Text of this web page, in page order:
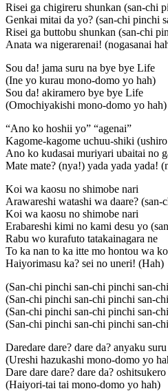
Risei ga chigireru shunkan (san-chi
Genkai mitai da yo? (san-chi pinchi
Risei ga buttobu shunkan (san-chi
Anata wa nigerarenai! (nogasanai
Sou da! jama suru na bye bye Life
(Ine yo kurau mono-domo yo hah)
Sou da! akiramero bye bye Life
(Omochiyakishi mono-domo yo hah)
“Ano ko hoshii yo” “agenai”
Kagome-kagome uchuu-shiki
Ano ko kudasai muriyari ubaitai no
Mate mate? (nya!) yada yada yada!
Koi wa kaosu no shimobe nari
Arawareshi watashi wa daare? (san-
Koi wa kaosu no shimobe nari
Erabareshi kimi no kami desu yo
Rabu wo kurafuto tatakainagara ne
To ka nan to ka itte mo hontou wa
Haiyorimasu ka? sei no uneri! (Hah)
(San-chi pinchi san-chi pinchi san-
(San-chi pinchi san-chi pinchi san-
(San-chi pinchi san-chi pinchi san-
(San-chi pinchi san-chi pinchi san-
Daredare dare? dare da? anyaku
(Ureshi hazukashi mono-domo yo
Dare dare dare? dare da?
(Haiyori-tai tai mono-domo yo hah)